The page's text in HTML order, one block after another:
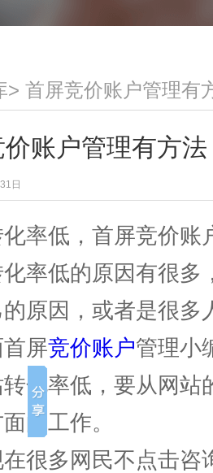
> 首屏竞价账户管理有
账户管理有方
日
化率低，首屏竞价
化率低的原因有很
原因，或者是很多
屏竞价账户管理小
化率低，要从网站
的工作。
在很多网民不点击